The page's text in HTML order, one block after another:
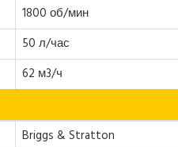
1800 об/мин
50 л/час
62 м3/ч
Briggs & Stratton